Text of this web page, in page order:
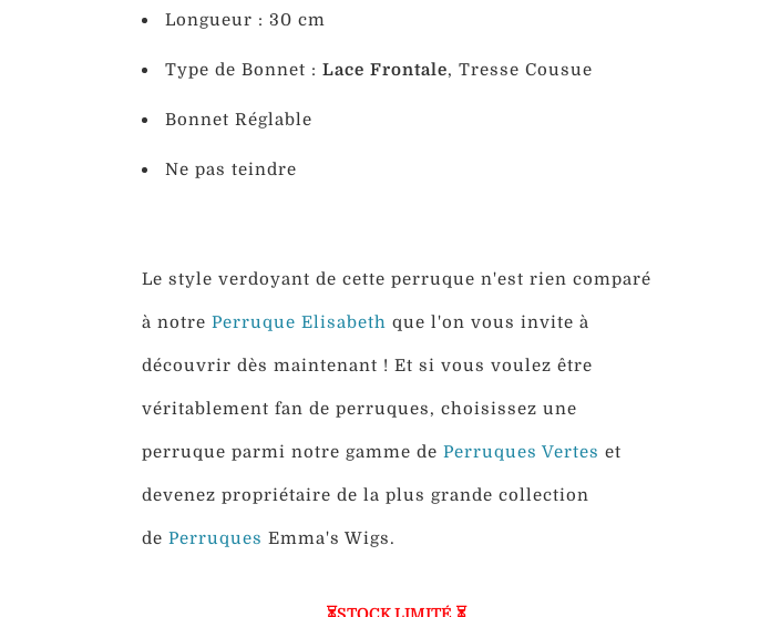
Longueur : 30 cm
Type de Bonnet : Lace Frontale, Tresse Cousue
Bonnet Réglable
Ne pas teindre
Le style verdoyant de cette perruque n'est rien comparé
à notre Perruque Elisabeth que l'on vous invite à
découvrir dès maintenant ! Et si vous voulez être
véritablement fan de perruques, choisissez une
perruque parmi notre gamme de Perruques Vertes et
devenez propriétaire de la plus grande collection
de Perruques Emma's Wigs.